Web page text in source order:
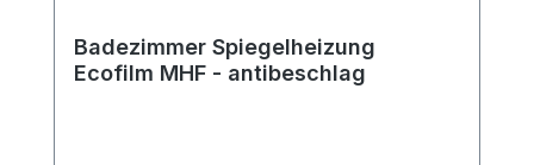
Badezimmer Spiegelheizung
Ecofilm MHF - antibeschlag